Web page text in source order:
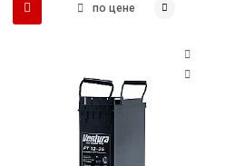
по цене